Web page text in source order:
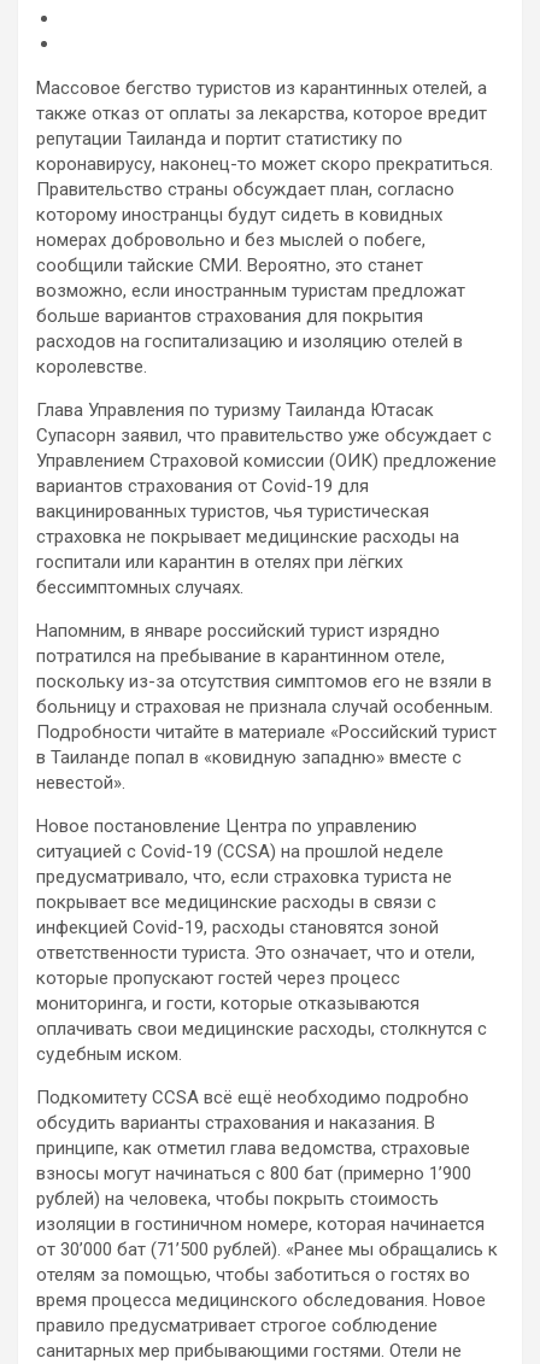
Массовое бегство туристов из карантинных отелей, а
также отказ от оплаты за лекарства, которое вредит
репутации Таиланда и портит статистику по
коронавирусу, наконец-то может скоро прекратиться.
Правительство страны обсуждает план, согласно
которому иностранцы будут сидеть в ковидных
номерах добровольно и без мыслей о побеге,
сообщили тайские СМИ. Вероятно, это станет
возможно, если иностранным туристам предложат
больше вариантов страхования для покрытия
расходов на госпитализацию и изоляцию отелей в
королевстве.
Глава Управления по туризму Таиланда Ютасак
Супасорн заявил, что правительство уже обсуждает с
Управлением Страховой комиссии (ОИК) предложение
вариантов страхования от Covid-19 для
вакцинированных туристов, чья туристическая
страховка не покрывает медицинские расходы на
госпитали или карантин в отелях при лёгких
бессимптомных случаях.
Напомним, в январе российский турист изрядно
потратился на пребывание в карантинном отеле,
поскольку из-за отсутствия симптомов его не взяли в
больницу и страховая не признала случай особенным.
Подробности читайте в материале «Российский турист
в Таиланде попал в «ковидную западню» вместе с
невестой».
Новое постановление Центра по управлению
ситуацией с Covid-19 (CCSA) на прошлой неделе
предусматривало, что, если страховка туриста не
покрывает все медицинские расходы в связи с
инфекцией Covid-19, расходы становятся зоной
ответственности туриста. Это означает, что и отели,
которые пропускают гостей через процесс
мониторинга, и гости, которые отказываются
оплачивать свои медицинские расходы, столкнутся с
судебным иском.
Подкомитету CCSA всё ещё необходимо подробно
обсудить варианты страхования и наказания. В
принципе, как отметил глава ведомства, страховые
взносы могут начинаться с 800 бат (примерно 1’900
рублей) на человека, чтобы покрыть стоимость
изоляции в гостиничном номере, которая начинается
от 30’000 бат (71’500 рублей). «Ранее мы обращались к
отелям за помощью, чтобы заботиться о гостях во
время процесса медицинского обследования. Новое
правило предусматривает строгое соблюдение
санитарных мер прибывающими гостями. Отели не